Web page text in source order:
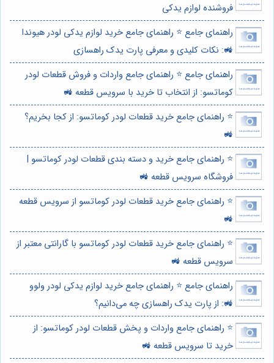
فروشنده لوازم یدکی
راهنمای جامع ⭐️ راهنمای جامع خرید لوازم یدکی لودر هیوندا
🚜: نکات کلیدی و معرفی پارت یدک راهسازی
راهنمای جامع ⭐️ راهنمای جامع واردات و فروش قطعات لودر
کوماتسو: از انتخاب تا خرید با سرویس قطعه 🚜
⭐️ راهنمای جامع خرید قطعات لودر کوماتسو: از کجا بخریم؟
🚜
⭐️ راهنمای جامع خرید و دسته بندی قطعات لودر کوماتسو |
فروشگاه سرویس قطعه 🚜
⭐️ راهنمای جامع خرید قطعات لودر کوماتسو از سرویس قطعه
🚜
⭐️ راهنمای جامع خرید قطعات لودر کوماتسو با گارانتی معتبر از
سرویس قطعه 🚜
راهنمای جامع ⭐️ راهنمای جامع خرید لوازم یدکی لودر ولوو
🚜: از پارت یدک راهسازی چه می‌دانیم؟
⭐️ راهنمای جامع واردات و پخش قطعات لودر کوماتسو: از
خرید تا سرویس قطعه 🚜